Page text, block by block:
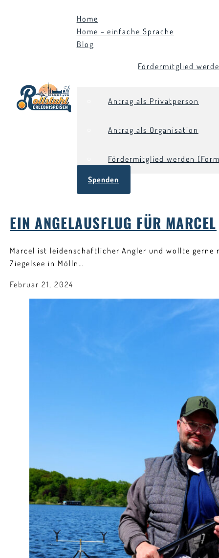
Home
Home – einfache Sprache
Blog
Fördermitglied
Antrag als Privatperson
Antrag als Organisation
Fördermitglied werden
Spenden
EIN ANGELAUSFLUG FÜR MARCEL
Marcel ist leidenschaftlicher Angler und wollte gerne
Ziegelsee in Mölln…
Februar 21, 2024